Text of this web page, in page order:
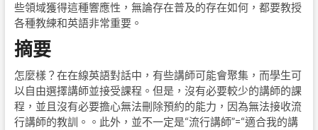
些領域獲得這種響應性，無論存在普及的存在如何，都要教授
各種教練和英語非常重要。
摘要
怎麼樣？在在線英語對話中，有些講師可能會聚集，而學生可
以自由選擇講師並接受課程。但是，沒有必要較少的講師的課
程，並且沒有必要擔心無法刪除預約的能力，因為無法接收流
行講師的教訓。。此外，並不一定是“流行講師”=“適合我的講